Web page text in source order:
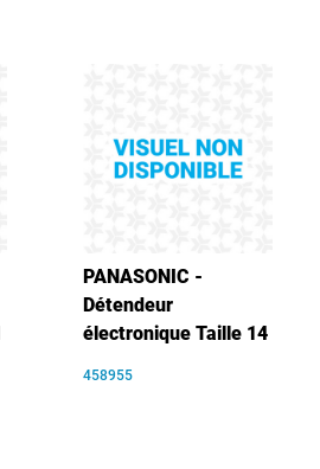
PANASONIC -
Détendeur
électronique Taille 14
458955